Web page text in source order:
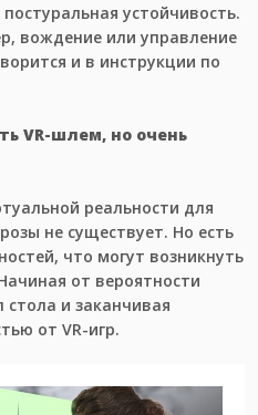
устойчивость.
вождение или управление
и в инструкции по
VR-шлем, но очень
реальности для
не существует. Но есть
что могут возникнуть
от вероятности
стола и заканчивая
от VR-игр.